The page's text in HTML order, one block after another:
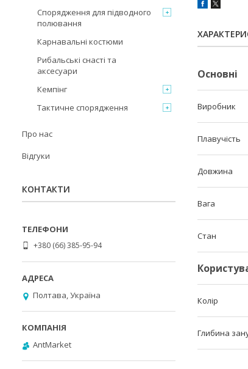
Основні
Виробник
Плавучість
Довжина
Вага
Стан
Колір
Глибина
Спорядження для підводного
полювання
Карнавальні костюми
Рибальські снасті та
аксесуари
Кемпінг
Тактичне спорядження
Про нас
Відгуки
КОНТАКТИ
+380 (66) 385-95-94
Полтава, Україна
AntMarket